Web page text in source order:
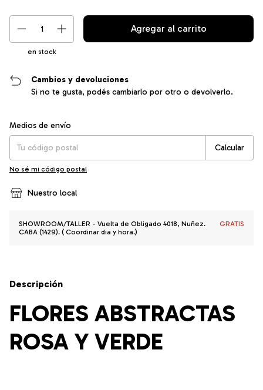
en stock
Cambios y devoluciones
Si no te gusta, podés cambiarlo por otro o devolverlo.
Entregas para el CP:
Medios de envío
Calcular
No sé mi código postal
Nuestro local
SHOWROOM/TALLER - Vuelta de Obligado 4018, Nuñez.
CABA (1429). ( Coordinar dia y hora.)
GRATIS
Descripción
FLORES ABSTRACTAS
ROSA Y VERDE